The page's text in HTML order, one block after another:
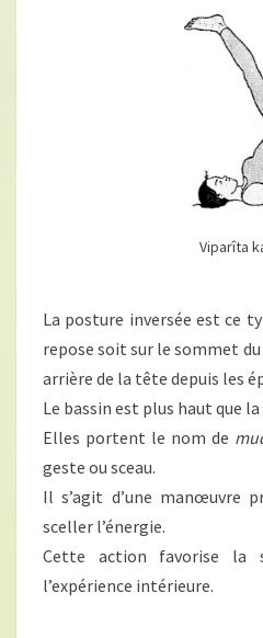
Viparîta
La posture inversée est ce
repose soit sur le sommet
arrière de la tête depuis les
Le bassin est plus haut que
Elles portent le nom de
geste ou sceau.
Il s’agit d’une manœuvre
sceller l’énergie.
Cette action favorise la
l’expérience intérieure.